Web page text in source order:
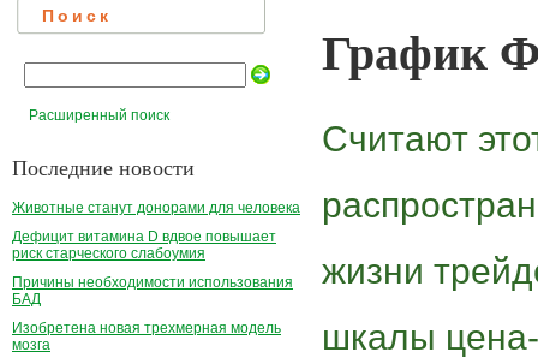
Поиск
Расширенный поиск
Последние новости
Животные станут донорами для человека
Дефицит витамина D вдвое повышает
риск старческого слабоумия
Причины необходимости использования
БАД
Изобретена новая трехмерная модель
мозга
График
Считают
жизни
шкалы цена-